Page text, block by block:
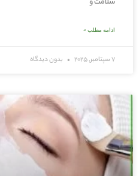
ادامه مطلب »
7 سپتامبر, 2025 بدون دیدگاه